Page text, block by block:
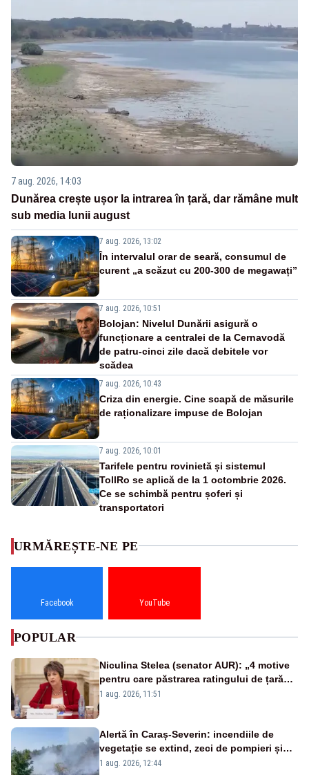
7 aug. 2026, 14:03
Dunărea crește ușor la intrarea în țară, dar rămâne mult
sub media lunii august
7 aug. 2026, 13:02
În intervalul orar de seară, consumul de
curent „a scăzut cu 200-300 de megawați”
7 aug. 2026, 10:51
Bolojan: Nivelul Dunării asigură o
funcționare a centralei de la Cernavodă
de patru-cinci zile dacă debitele vor
scădea
7 aug. 2026, 10:43
Criza din energie. Cine scapă de măsurile
de raționalizare impuse de Bolojan
7 aug. 2026, 10:01
Tarifele pentru rovinietă și sistemul
TollRo se aplică de la 1 octombrie 2026.
Ce se schimbă pentru șoferi și
transportatori
URMĂREȘTE-NE PE
Facebook YouTube
POPULAR
Niculina Stelea (senator AUR): „4 motive
pentru care păstrarea ratingului de țară
nu este o reușită pentru Guvernul
1 aug. 2026, 11:51
Alertă în Caraș-Severin: incendiile de
vegetație se extind, zeci de pompieri și
silvicultori se luptă cu flăcările - VIDEO
1 aug. 2026, 12:44